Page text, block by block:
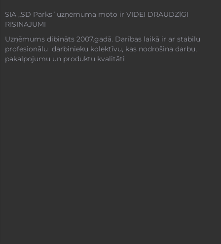
SIA „SD Parks” uzņēmuma moto ir VIDEI DRAUDZĪGI
RISINĀJUMI
Uzņēmums dibināts 2007.gadā. Darības laikā ir ar stabilu
profesionālu darbinieku kolektīvu, kas nodrošina darbu,
pakalpojumu un produktu kvalitāti